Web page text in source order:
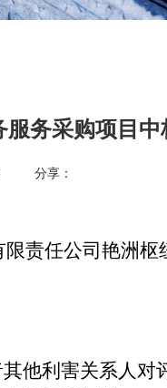
务采购项目
分享：
责任公司艳洲
他利害关系人